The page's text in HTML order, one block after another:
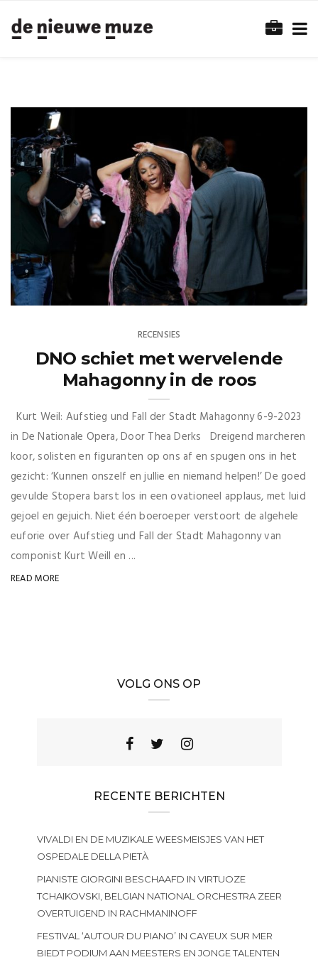
RECENSIES
DNO schiet met wervelende
Mahagonny in de roos
Kurt Weil: Aufstieg und Fall der Stadt Mahagonny 6-9-2023
in De Nationale Opera, Door Thea Derks Dreigend marcheren
koor, solisten en figuranten op ons af en spugen ons in het
gezicht: ‘Kunnen onszelf en jullie en niemand helpen!’ De goed
gevulde Stopera barst los in een ovationeel applaus, met luid
gejoel en gejuich. Niet één boeroeper verstoort de algehele
euforie over Aufstieg und Fall der Stadt Mahagonny van
componist Kurt Weill en ...
READ MORE
VOLG ONS OP
RECENTE BERICHTEN
VIVALDI EN DE MUZIKALE WEESMEISJES VAN HET
OSPEDALE DELLA PIETÀ
PIANISTE GIORGINI BESCHAAFD IN VIRTUOZE
TCHAIKOVSKI, BELGIAN NATIONAL ORCHESTRA ZEER
OVERTUIGEND IN RACHMANINOFF
FESTIVAL ‘AUTOUR DU PIANO’ IN CAYEUX SUR MER
BIEDT PODIUM AAN MEESTERS EN JONGE TALENTEN